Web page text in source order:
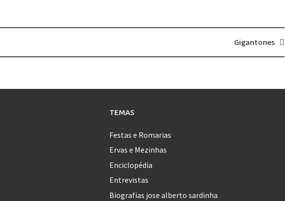
Gigantones
TEMAS
Festas e Romarias
Ervas e Mezinhas
Enciclopédia
Entrevistas
Biografias jose alberto sardinha